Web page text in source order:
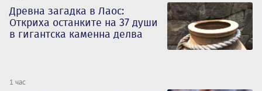
Древна загадка в Лаос:
Откриха останките на 37 души
в гигантска каменна делва
1 час